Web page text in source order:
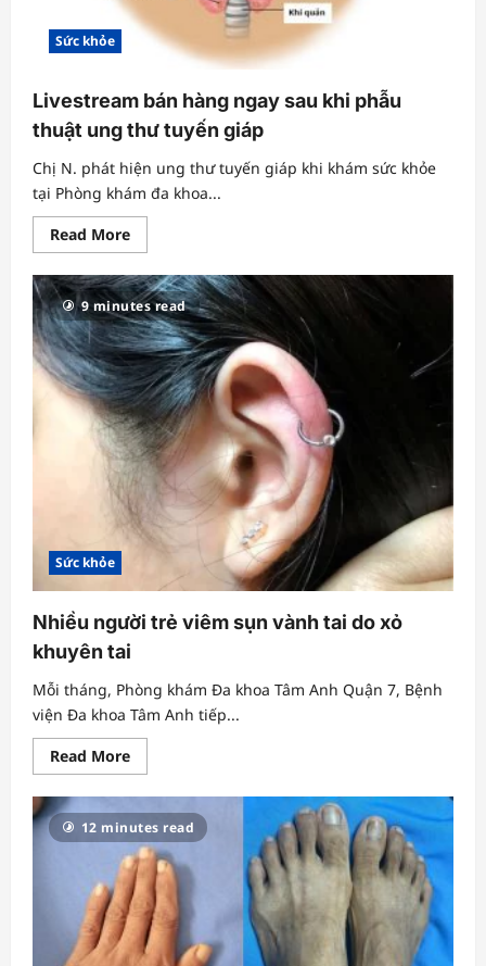
Sức khỏe
Livestream bán hàng ngay sau khi phẫu
thuật ung thư tuyến giáp
Chị N. phát hiện ung thư tuyến giáp khi khám sức khỏe
tại Phòng khám đa khoa...
Read MoreRead
more
Livestream
bán
hàng
ngay
sau
khi
phẫu
thuật
ung
thư
tuyến
giáp
9 minutes read
Sức khỏe
Nhiều người trẻ viêm sụn vành tai do xỏ
khuyên tai
Mỗi tháng, Phòng khám Đa khoa Tâm Anh Quận 7, Bệnh
viện Đa khoa Tâm Anh tiếp...
Read MoreRead
more
Nhiều
người
trẻ
viêm
sụn
vành
tai
do
xỏ
khuyên
tai
12 minutes read